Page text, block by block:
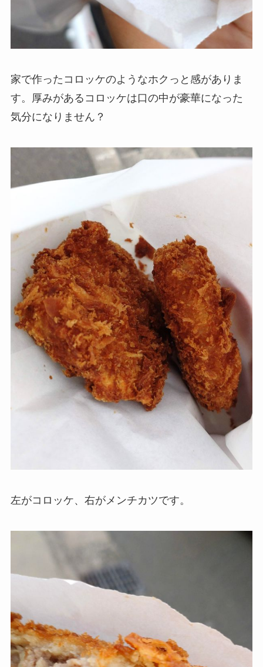
家で作ったコロッケのようなホクっと感がありま
す。厚みがあるコロッケは口の中が豪華になった
気分になりません？
左がコロッケ、右がメンチカツです。